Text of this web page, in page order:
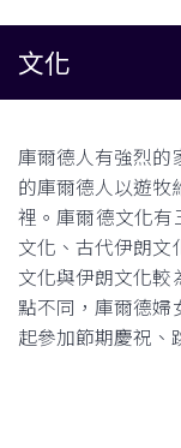
文化
庫爾德人有強烈的
的庫爾德人以遊牧
裡。庫爾德文化
文化、古代伊朗文
文化與伊朗文化較
點不同，庫爾德婦
起參加節期慶祝、